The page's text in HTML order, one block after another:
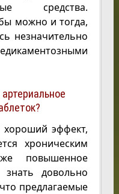
средства.
можно и тогда,
незначительно
эффект,
хроническим
повышенное
довольно
предлагаемые